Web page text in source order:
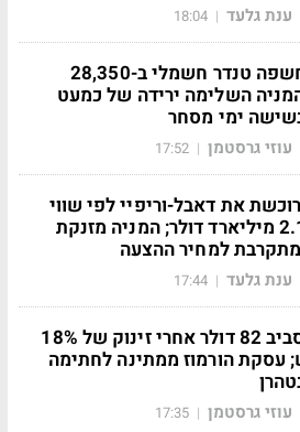
ענת גלעד |
18:04
פורד חשפה טנדר חשמלי ב-28,350
השלימה ירידה של כמעט
עוזי גרסטמן |
17:52
את דאבל-וריפיי לפי שווי
של 2.15 מיליארד דולר; המניה מזנקת
ענת גלעד |
17:44
ברנט סביב 82 דולר אחרי זינוק של 18%
עסקת הורמוז ממתינה לחתימה
עוזי גרסטמן |
17:35